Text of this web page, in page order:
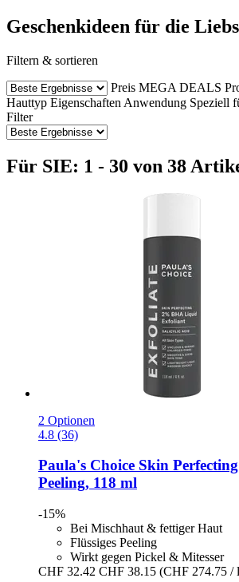
Geschenkideen für die
Filtern & sortieren
Preis MEGA DEALS
Hauttyp Eigenschaften Anwendung Speziell
Filter
Für SIE: 1 - 30 von 38
2 Optionen
4.8 (36)
Paula's Choice Skin
Peeling, 118 ml
-15%
Bei Mischhaut & fettiger Haut
Flüssiges Peeling
Wirkt gegen Pickel & Mitesser
CHF 32.42 CHF 38.15 (CHF 274.75 /